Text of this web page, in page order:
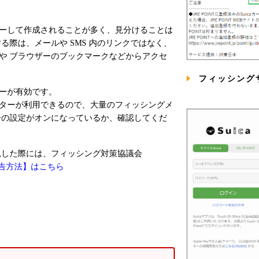
して作成されることが多く、見分けることは
際は、メールや SMS 内のリンクではなく、
ブラウザーのブックマークなどからアクセ
が有効です。
ーが利用できるので、大量のフィッシングメ
設定がオンになっているか、確認してくだ
た際には、フィッシング対策協議会
方法】はこちら
フィッシング